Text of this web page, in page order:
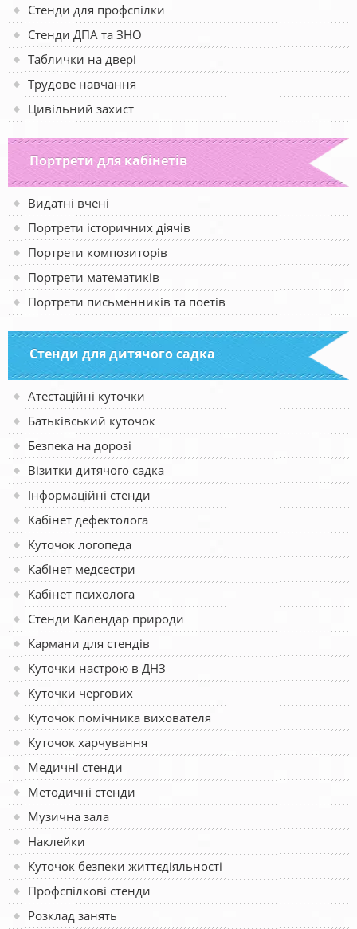
Стенди для профспілки
Стенди ДПА та ЗНО
Таблички на двері
Трудове навчання
Цивільний захист
Портрети для кабінетів
Видатні вчені
Портрети історичних діячів
Портрети композиторів
Портрети математиків
Портрети письменників та поетів
Стенди для дитячого садка
Атестаційні куточки
Батьківський куточок
Безпека на дорозі
Візитки дитячого садка
Інформаційні стенди
Кабінет дефектолога
Куточок логопеда
Кабінет медсестри
Кабінет психолога
Стенди Календар природи
Кармани для стендів
Куточки настрою в ДНЗ
Куточки чергових
Куточок помічника вихователя
Куточок харчування
Медичні стенди
Методичні стенди
Музична зала
Наклейки
Куточок безпеки життєдіяльності
Профспілкові стенди
Розклад занять